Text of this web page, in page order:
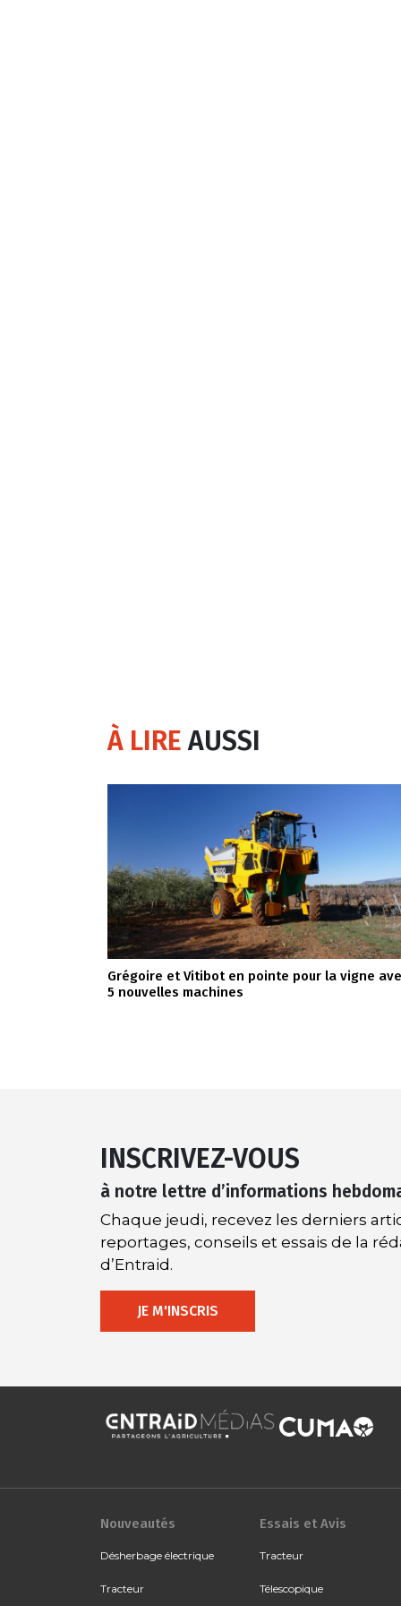
À LIREAUSSI
Grégoire et Vitibot en pointe pour la vigne
5 nouvelles machines
INSCRIVEZ-VOUS
à notre lettre d’informations
Chaque jeudi, recevez les derniers
reportages, conseils et essais de la
d’Entraid.
JE M'INSCRIS
Nouveautés
Désherbage électrique
Tracteur
Essais et Avis
Tracteur
Télescopique